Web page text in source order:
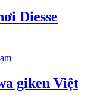
Diesse
giken Việt